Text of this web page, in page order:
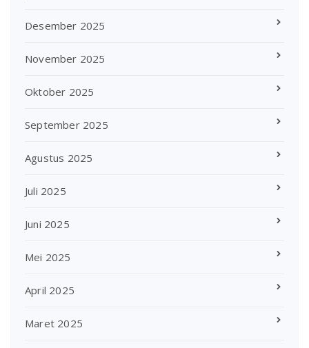
Desember 2025
November 2025
Oktober 2025
September 2025
Agustus 2025
Juli 2025
Juni 2025
Mei 2025
April 2025
Maret 2025